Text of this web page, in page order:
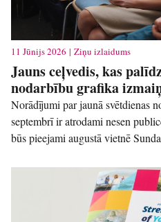
11 Jūnijs 2026 | Ziņu izlaidums
Jauns ceļvedis, kas
nodarbību grafika
Norādījumi par jaunā svētdienas
septembrī ir atrodami nesen
būs pieejami augustā vietnē